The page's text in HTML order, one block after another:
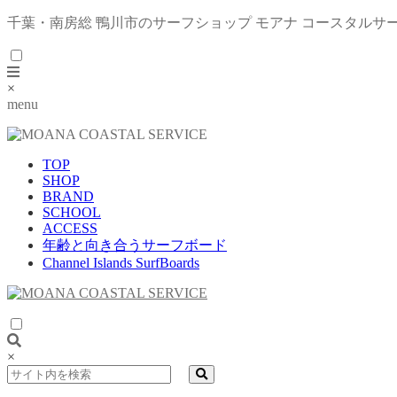
千葉・南房総 鴨川市のサーフショップ モアナ コースタルサ
×
menu
TOP
SHOP
BRAND
SCHOOL
ACCESS
年齢と向き合うサーフボード
Channel Islands SurfBoards
×